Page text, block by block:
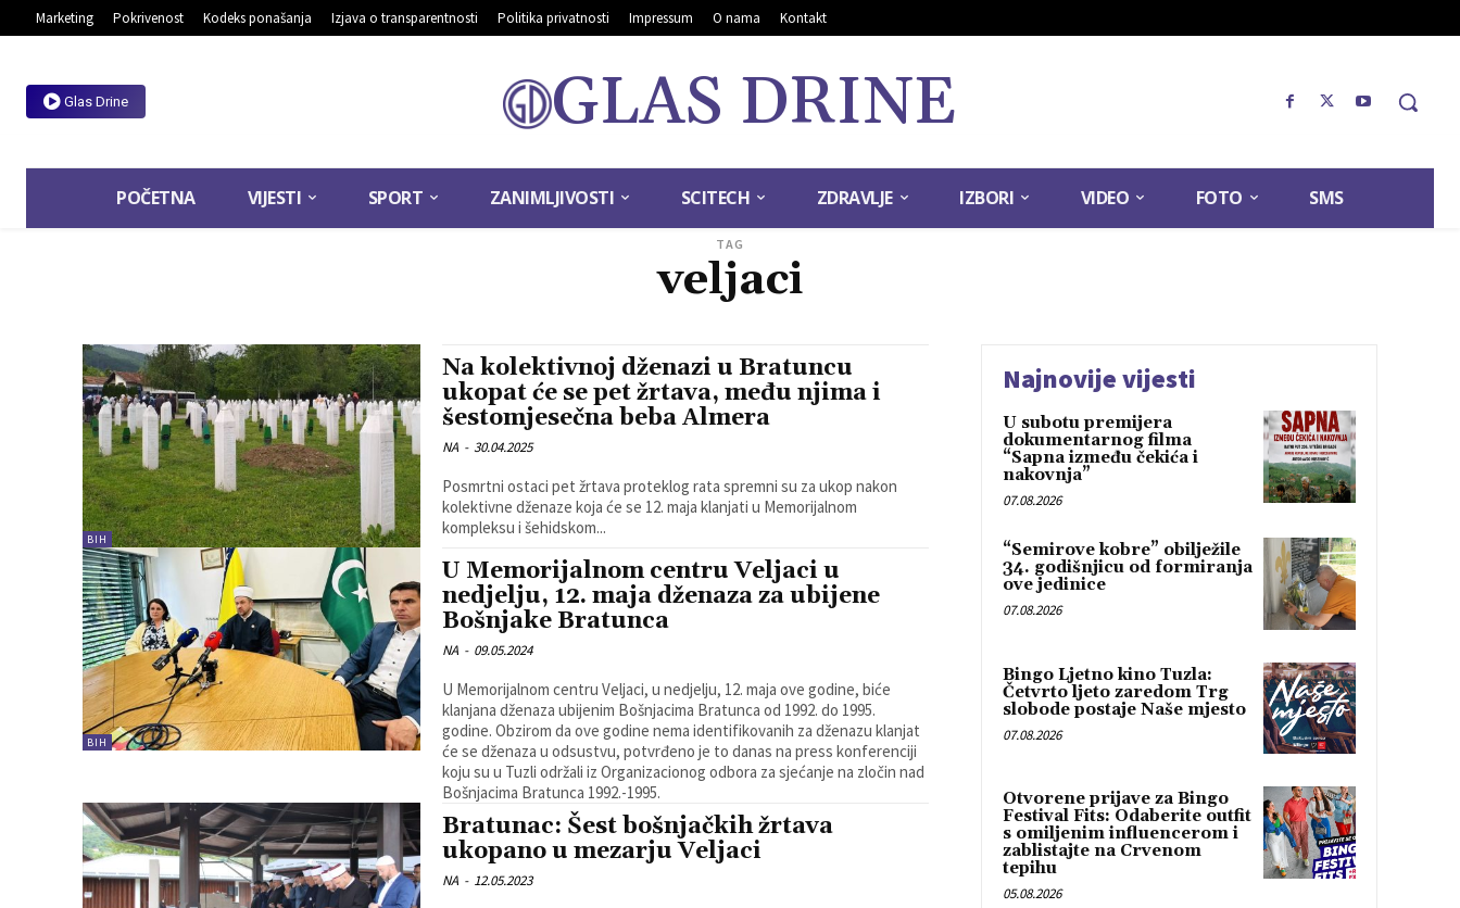
Marketing Pokrivenost Kodeks ponašanja Izjava o transparentnosti Politika privatnosti Impressum O nama Kontakt
Glas Drine GLAS DRINE
POČETNA VIJESTI SPORT ZANIMLJIVOSTI SCITECH ZDRAVLJE IZBORI VIDEO FOTO SMS
TAG
veljaci
BIH
Na kolektivnoj dženazi u Bratuncu
ukopat će se pet žrtava, među njima i
šestomjesečna beba Almera
NA - 30.04.2025
Posmrtni ostaci pet žrtava proteklog rata spremni su za ukop nakon
kolektivne dženaze koja će se 12. maja klanjati u Memorijalnom
kompleksu i šehidskom...
BIH
U Memorijalnom centru Veljaci u
nedjelju, 12. maja dženaza za ubijene
Bošnjake Bratunca
NA - 09.05.2024
U Memorijalnom centru Veljaci, u nedjelju, 12. maja ove godine, biće
klanjana dženaza ubijenim Bošnjacima Bratunca od 1992. do 1995.
godine. Obzirom da ove godine nema identifikovanih za dženazu klanjat
će se dženaza u odsustvu, potvrđeno je to danas na press konferenciji
koju su u Tuzli održali iz Organizacionog odbora za sjećanje na zločin nad
Bošnjacima Bratunca 1992.-1995.
Bratunac: Šest bošnjačkih žrtava
ukopano u mezarju Veljaci
NA - 12.05.2023
Najnovije vijesti
U subotu premijera
dokumentarnog filma
“Sapna između čekića i
nakovnja”
07.08.2026
“Semirove kobre” obilježile
34. godišnjicu od formiranja
ove jedinice
07.08.2026
Bingo Ljetno kino Tuzla:
Četvrto ljeto zaredom Trg
slobode postaje Naše mjesto
07.08.2026
Otvorene prijave za Bingo
Festival Fits: Odaberite outfit
s omiljenim influencerom i
zablistajte na Crvenom
tepihu
05.08.2026